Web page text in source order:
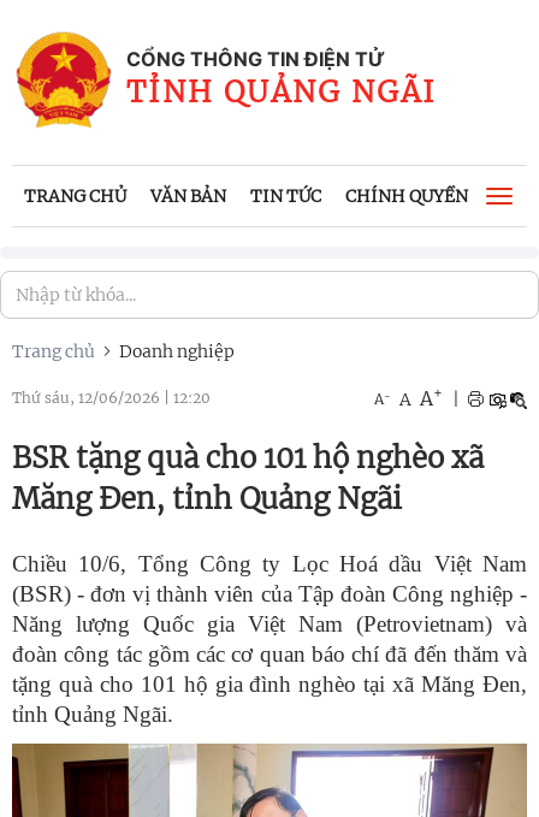
CỔNG THÔNG TIN ĐIỆN TỬ
TỈNH QUẢNG NGÃI
TRANG CHỦ VĂN BẢN TIN TỨC CHÍNH QUYỀN
Trang chủ Doanh nghiệp
Thứ sáu, 12/06/2026 12:20 A- A A+
BSR tặng quà cho 101 hộ nghèo xã
Măng Đen, tỉnh Quảng Ngãi
Chiều 10/6, Tổng Công ty Lọc Hoá dầu Việt Nam
(BSR) - đơn vị thành viên của Tập đoàn Công nghiệp -
Năng lượng Quốc gia Việt Nam (Petrovietnam) và
đoàn công tác gồm các cơ quan báo chí đã đến thăm và
tặng quà cho 101 hộ gia đình nghèo tại xã Măng Đen,
tỉnh Quảng Ngãi.